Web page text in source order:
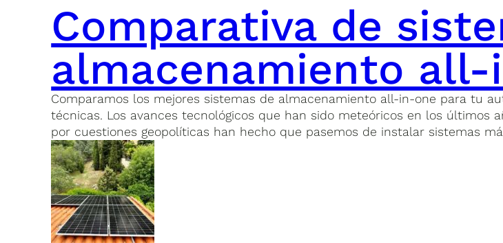
Comparativa de
almacenamiento
Comparamos los mejores sistemas de almacenamiento all-in-one para tu
técnicas. Los avances tecnológicos que han sido meteóricos en los
por cuestiones geopolíticas han hecho que pasemos de instalar sistemas